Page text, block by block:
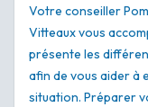
Votre conseiller
Vitteaux vous
présente les
afin de vous aider à
situation. Préparer